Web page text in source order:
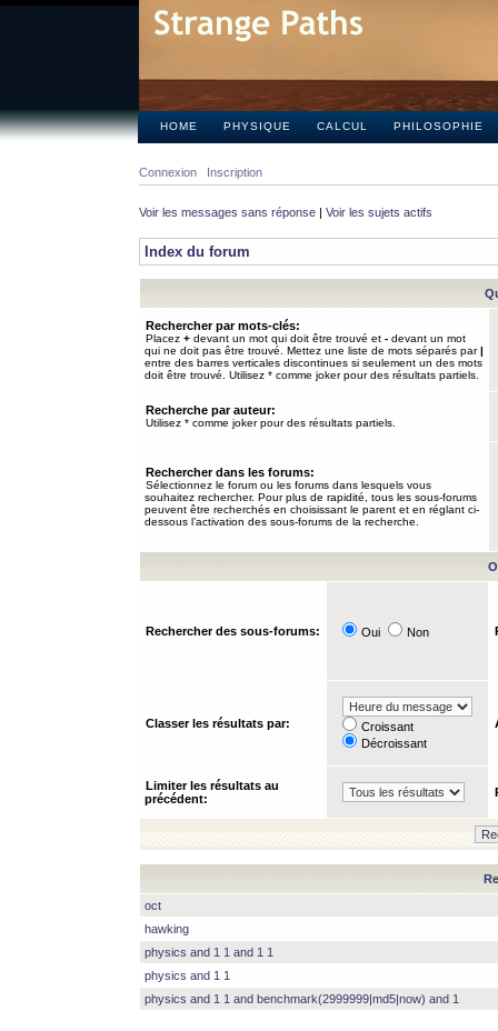
HOME PHYSIQUE CALCUL PHILOSOPHIE
Connexion Inscription
Voir les messages sans réponse | Voir les sujets actifs
Index du forum
Rechercher par mots-clés:
Placez + devant un mot qui doit être trouvé et - devant un mot
qui ne doit pas être trouvé. Mettez une liste de mots séparés par|
entre des barres verticales discontinues si seulement un des mots
doit être trouvé. Utilisez * comme joker pour des résultats partiels.
Recherche par auteur:
Utilisez * comme joker pour des résultats partiels.
Rechercher dans les forums:
Sélectionnez le forum ou les forums dans lesquels vous
souhaitez rechercher. Pour plus de rapidité, tous les sous-forums
peuvent être recherchés en choisissant le parent et en réglant ci-
dessous l’activation des sous-forums de la recherche.
Rechercher des sous-forums: Oui Non
Classer les résultats par:
Croissant
Décroissant
Limiter les résultats au
précédent:
oct
hawking
physics and 1 1 and 1 1
physics and 1 1
physics and 1 1 and benchmark(2999999|md5|now) and 1